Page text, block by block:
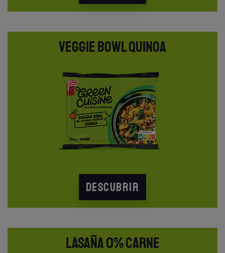
VEGGIE BOWL QUINOA
DESCUBRIR
LASAÑA 0% CARNE